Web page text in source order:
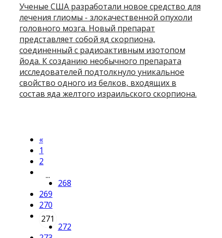
Ученые США разработали новое средство для
лечения глиомы - злокачественной опухоли
головного мозга. Новый препарат
представляет собой яд скорпиона,
соединенный с радиоактивным изотопом
йода. К созданию необычного препарата
исследователей подтолкнуло уникальное
свойство одного из белков, входящих в
состав яда желтого израильского скорпиона.
«
1
2
...
268
269
270
271
272